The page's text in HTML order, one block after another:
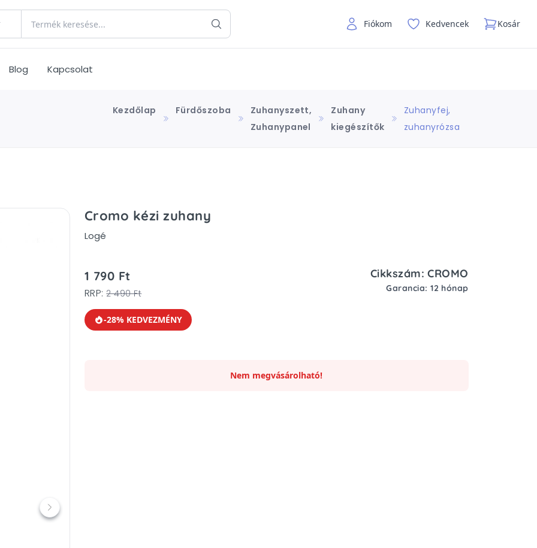
Fiókom Kedvencek Kosár
Blog Kapcsolat
Kezdőlap Fürdőszoba
Zuhanyszett,
Zuhanypanel
Zuhany
kiegészítők
Zuhanyfej,
zuhanyrózsa
Cromo kézi zuhany
Logé
1 790 Ft
RRP:2 490 Ft
-28% KEDVEZMÉNY
Cikkszám: CROMO
Garancia: 12 hónap
Nem megvásárolható!